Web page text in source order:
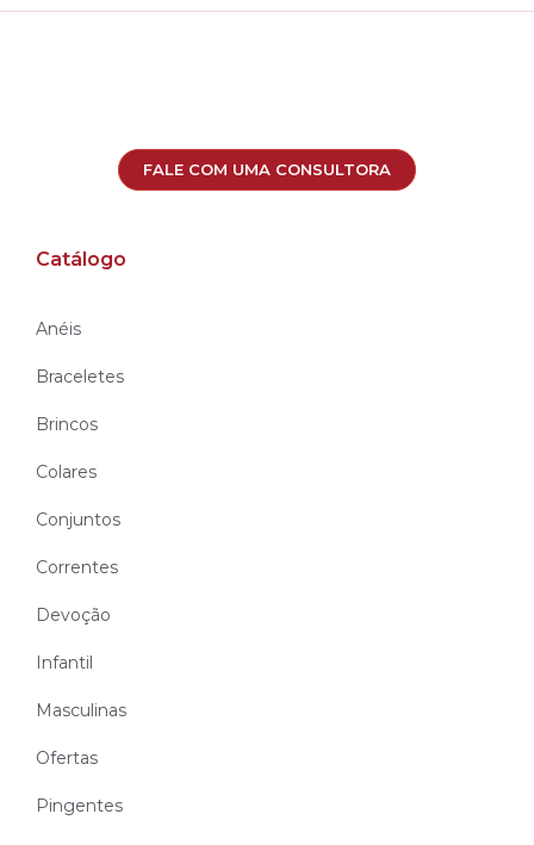
FALE COM UMA CONSULTORA
Catálogo
Anéis
Braceletes
Brincos
Colares
Conjuntos
Correntes
Devoção
Infantil
Masculinas
Ofertas
Pingentes